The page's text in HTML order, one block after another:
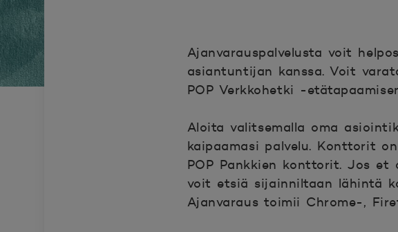
Ajanvarauspalvelusta voit
asiantuntijan kanssa. Voit
POP Verkkohetki -
Aloita valitsemalla oma
kaipaamasi palvelu. Konttorit
POP Pankkien konttorit. Jos et
Avautuu uuteen ikkunaan.
voit etsiä sijainniltaan lähintä
Ajanvaraus toimii Chrome-,